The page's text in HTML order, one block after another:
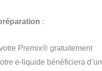
:
Premix® gratuitement
e-liquide bénéficiera d’un